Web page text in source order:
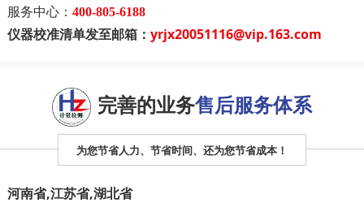
服务中心： 400-805-6188
仪器校准清单发至邮箱： yrjx20051116@vip.163.com
完善的业务售后服务体系
为您节省人力、节省时间、还为您节省成本！
河南省,江苏省,湖北省